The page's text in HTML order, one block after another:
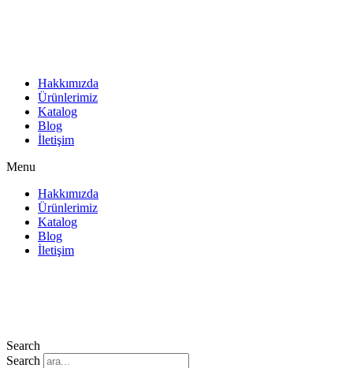
Hakkımızda
Ürünlerimiz
Katalog
Blog
İletişim
Menu
Hakkımızda
Ürünlerimiz
Katalog
Blog
İletişim
Search
Search